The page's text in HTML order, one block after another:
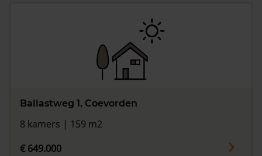
Ballastweg 1, Coevorden
8 kamers | 159 m2
€ 649.000